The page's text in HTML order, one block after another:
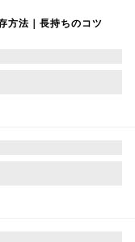
方法｜長持ちのコツ